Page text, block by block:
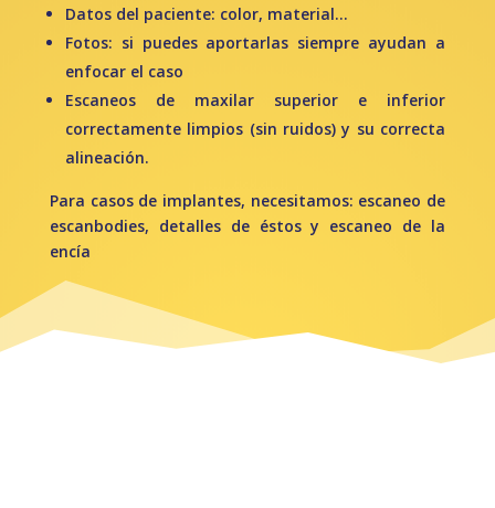
Datos del paciente: color, material…
Fotos: si puedes aportarlas siempre ayudan a
enfocar el caso
Escaneos de maxilar superior e inferior
correctamente limpios (sin ruidos) y su correcta
alineación.
Para casos de implantes, necesitamos: escaneo de
escanbodies, detalles de éstos y escaneo de la
encía